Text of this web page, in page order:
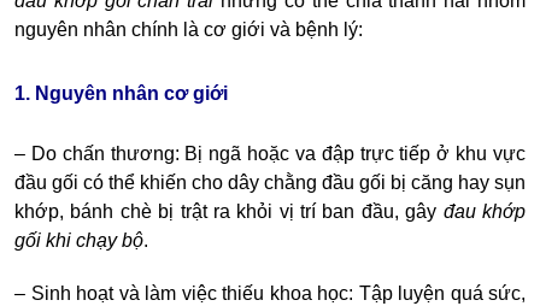
nguyên nhân chính là cơ giới và bệnh lý:
1. Nguyên nhân cơ giới
– Do chấn thương: Bị ngã hoặc va đập trực tiếp ở khu vực
đầu gối có thể khiến cho dây chằng đầu gối bị căng hay sụn
khớp, bánh chè bị trật ra khỏi vị trí ban đầu, gây đau khớp
gối khi chạy bộ.
– Sinh hoạt và làm việc thiếu khoa học: Tập luyện quá sức,